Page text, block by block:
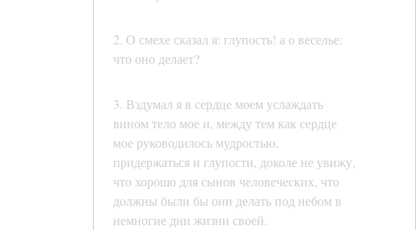
2. О смехе сказал я: глупость! а о веселье:
что оно делает?
3. Вздумал я в сердце моем услаждать
вином тело мое и, между тем как сердце
мое руководилось мудростью,
придержаться и глупости, доколе не увижу,
что хорошо для сынов человеческих, что
должны были бы они делать под небом в
немногие дни жизни своей.